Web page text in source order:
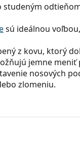
studeným
sú ideálnou
z kovu, ktorý
jemne
nosových
zlomeniu.
svetla a